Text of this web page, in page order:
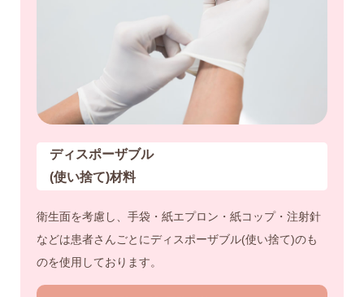
ディスポーザブル
(使い捨て)材料
衛生面を考慮し、手袋・紙エプロン・紙コップ・注射針
などは患者さんごとにディスポーザブル(使い捨て)のも
のを使用しております。